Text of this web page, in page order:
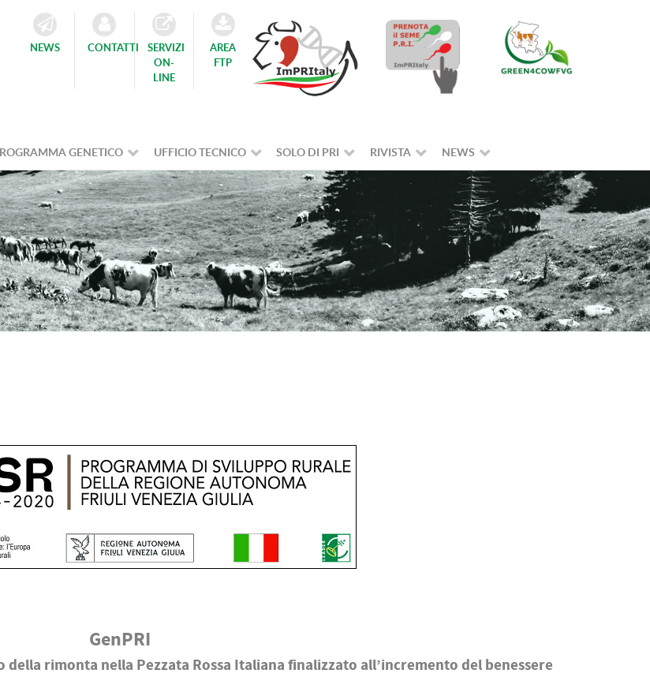
NEWS CONTATTI
SERVIZI
ON-
LINE
AREA
FTP
GENETICO UFFICIO TECNICO SOLO DI PRI RIVISTA NEWS
GenPRI
rimonta nella Pezzata Rossa Italiana finalizzato all’incremento del benessere